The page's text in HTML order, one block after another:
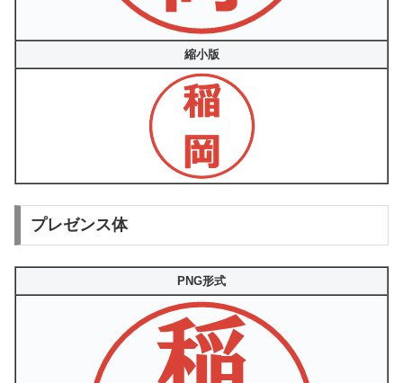
縮小版
プレゼンス体
PNG形式